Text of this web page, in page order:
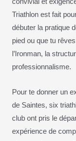
Triathlon est fait
débuter la pratique
pied ou que tu
l’Ironman, la
professionnalisme.
Pour te donner un
de Saintes, six
club ont pris le
expérience de